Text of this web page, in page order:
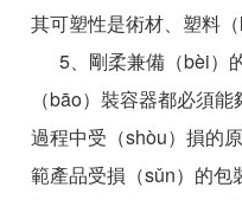
其可塑性是術材、塑料
5、剛柔兼備（bèi）
（bāo）裝容器都必須
過程中受（shòu）損的
範產品受損（sǔn）的包